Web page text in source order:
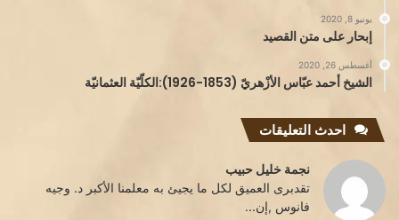
يونيو 8, 2020
إبحار على متن القصيد
أغسطس 26, 2020
الشيخ أحمد عبّاس الأزْهريّ (1853-1926):الكلّيّة العثمانيّة
احدث التعليقات
نجمة خليل حبيب
تقدبرى العميق لكل ما يجيئ به معلمنا الأكبر د. وجيه
فانوس ,إن...